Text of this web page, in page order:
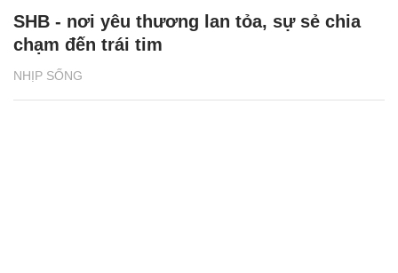
NHỊP SỐNG
SHB - nơi yêu thương lan tỏa, sự sẻ chia
chạm đến trái tim